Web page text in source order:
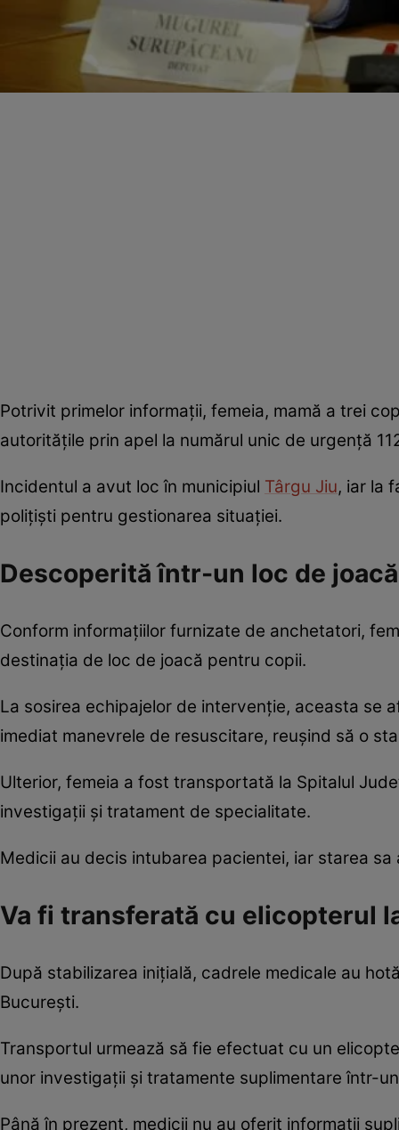
Potrivit primelor informații, femeia, mamă a trei
autoritățile prin apel la numărul unic de urgență
Incidentul a avut loc în municipiul Târgu Jiu, iar la
polițiști pentru gestionarea situației.
Descoperită într-un loc de
Conform informațiilor furnizate de anchetatori,
destinația de loc de joacă pentru copii.
La sosirea echipajelor de intervenție, aceasta se
imediat manevrele de resuscitare, reușind să o
Ulterior, femeia a fost transportată la Spitalul
investigații și tratament de specialitate.
Medicii au decis intubarea pacientei, iar starea
Va fi transferată cu elicopterul
După stabilizarea inițială, cadrele medicale au
București.
Transportul urmează să fie efectuat cu un
unor investigații și tratamente suplimentare într-
Până în prezent, medicii nu au oferit informații